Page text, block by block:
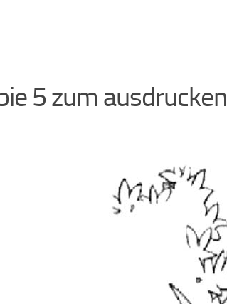
5 zum ausdrucken